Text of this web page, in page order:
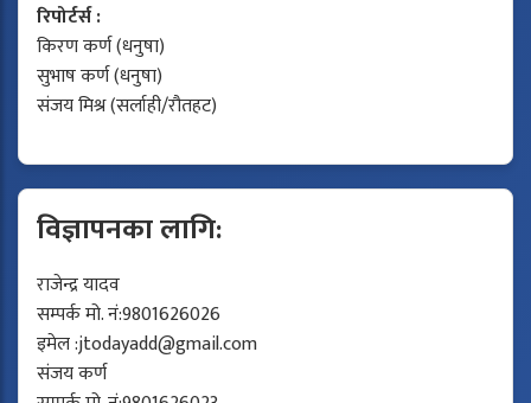
रिपोर्टर्स :
किरण कर्ण (धनुषा)
सुभाष कर्ण (धनुषा)
संजय मिश्र (सर्लाही/रौतहट)
विज्ञापनका लागि:
राजेन्द्र यादव
सम्पर्क मो. नं:9801626026
इमेल :jtodayadd@gmail.com
संजय कर्ण